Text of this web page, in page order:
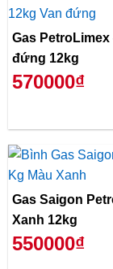
Gas PetroLimex
đứng 12kg
570000₫
Gas Saigon Petro –
Xanh 12kg
550000₫